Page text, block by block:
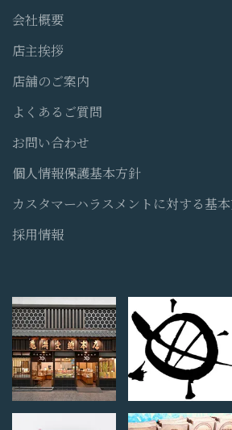
会社概要
店主挨拶
店舗のご案内
よくあるご質問
お問い合わせ
個人情報保護基本方針
カスタマーハラスメントに対する基
採用情報